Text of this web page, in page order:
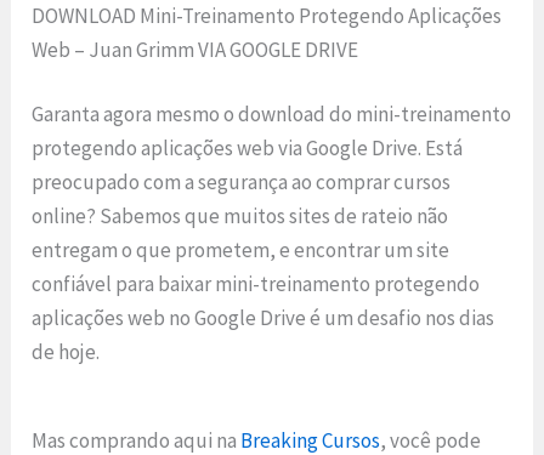
DOWNLOAD Mini-Treinamento Protegendo Aplicações
Web – Juan Grimm VIA GOOGLE DRIVE
Garanta agora mesmo o download do mini-treinamento
protegendo aplicações web via Google Drive. Está
preocupado com a segurança ao comprar cursos
online? Sabemos que muitos sites de rateio não
entregam o que prometem, e encontrar um site
confiável para baixar mini-treinamento protegendo
aplicações web no Google Drive é um desafio nos dias
de hoje.
Mas comprando aqui na Breaking Cursos, você pode